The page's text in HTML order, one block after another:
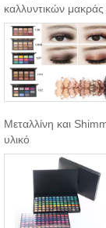
καλλυντικών μακράς
Μεταλλίνη και
υλικό